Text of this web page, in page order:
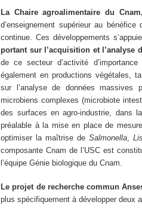
La Chaire agroalimentaire du Cnam,
d’enseignement supérieur au
continue. Ces développements
portant sur l’acquisition et l’analyse
de ce secteur d’activité
également en productions végétales,
sur l’analyse de données massives
microbiens complexes (microbiote
des surfaces en agro-industrie, dans
préalable à la mise en place de
optimiser la maîtrise deSalmonella ,
composante Cnam de l’USC est
l’équipe Génie biologique du Cnam.
Le projet de recherche commun
plus spécifiquement à développer deux